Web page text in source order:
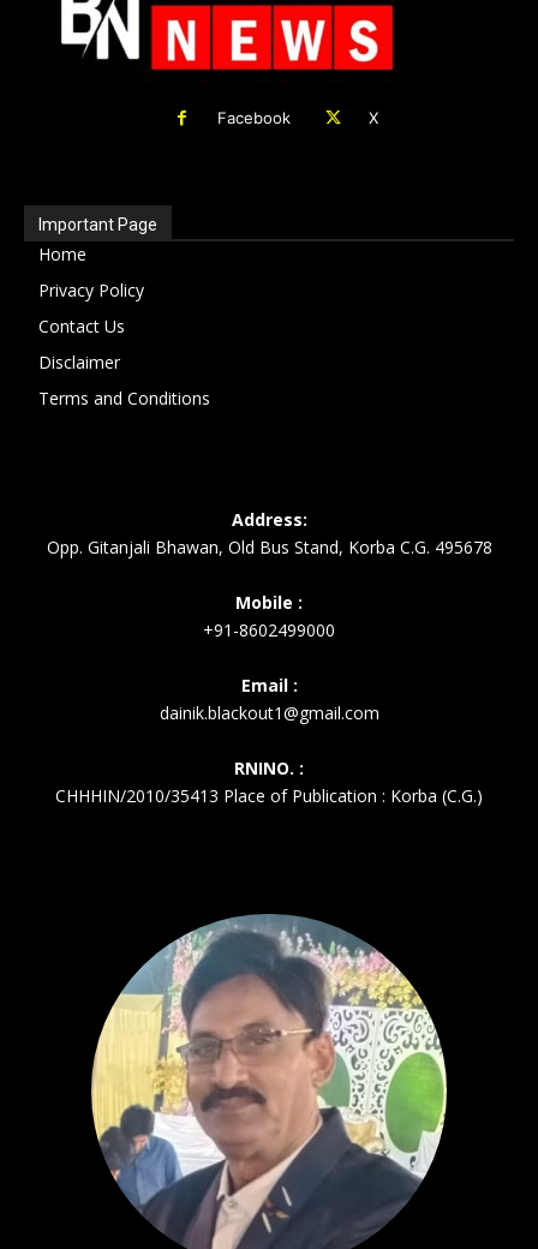
Facebook X
Important Page
Home
Privacy Policy
Contact Us
Disclaimer
Terms and Conditions
Address:
Opp. Gitanjali Bhawan, Old Bus Stand, Korba C.G. 495678
Mobile :
+91-8602499000
Email :
dainik.blackout1@gmail.com
RNINO. :
CHHHIN/2010/35413 Place of Publication : Korba (C.G.)